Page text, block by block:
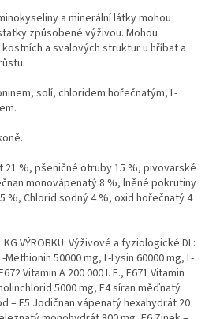
a minerální látky mohou
způsobené výživou. Mohou
a svalových struktur u hříbat a
solí, chloridem hořečnatým, L-
21 %, pšeničné otruby 15 %, pivovarské
monovápenatý 8 %, lněné pokrutiny
%, Chlorid sodný 4 %, oxid hořečnatý 4
KG VÝROBKU: Výživové a fyziologické DL:
Methionin 50000 mg, L-Lysin 60000 mg, L-
Vitamin A 200 000 I. E., E671 Vitamin
5000 mg, E4 síran měďnatý
– E5 Jodičnan vápenatý hexahydrát 20